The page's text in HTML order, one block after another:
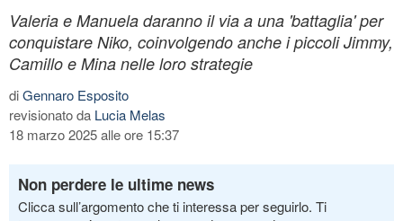
Valeria e Manuela daranno il via a una 'battaglia' per
conquistare Niko, coinvolgendo anche i piccoli Jimmy,
Camillo e Mina nelle loro strategie
diGennaro Esposito
revisionato da Lucia Melas
18 marzo 2025 alle ore 15:37
Non perdere le ultime news
Clicca sull’argomento che ti interessa per seguirlo. Ti